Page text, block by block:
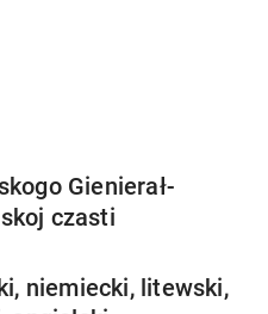
Gienierał-
czasti
niemiecki, litewski,